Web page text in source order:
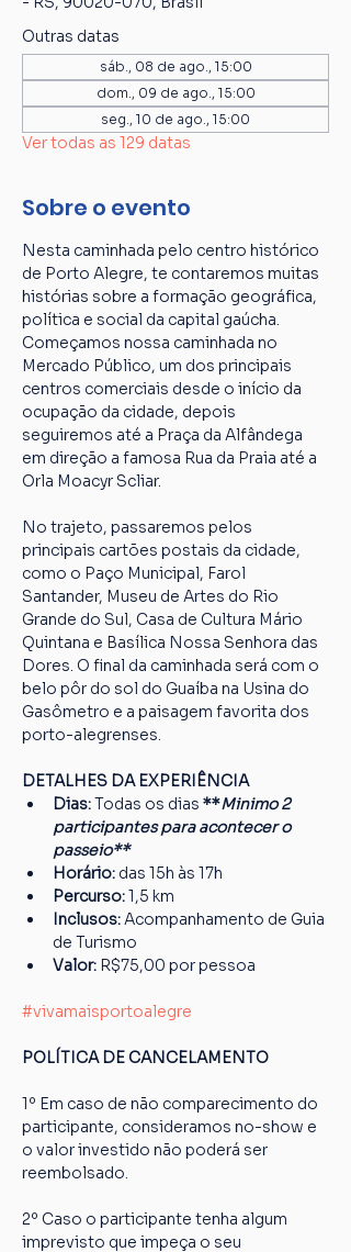
Outras datas
sáb., 08 de ago., 15:00
dom., 09 de ago., 15:00
seg., 10 de ago., 15:00
Ver todas as 129 datas
Sobre o evento
Nesta caminhada pelo centro histórico
de Porto Alegre, te contaremos muitas
histórias sobre a formação geográfica,
política e social da capital gaúcha.
Começamos nossa caminhada no
Mercado Público, um dos principais
centros comerciais desde o início da
ocupação da cidade, depois
seguiremos até a Praça da Alfândega
em direção a famosa Rua da Praia até a
Orla Moacyr Scliar.
No trajeto, passaremos pelos
principais cartões postais da cidade,
como o Paço Municipal, Farol
Santander, Museu de Artes do Rio
Grande do Sul, Casa de Cultura Mário
Quintana e Basílica Nossa Senhora das
Dores. O final da caminhada será com o
belo pôr do sol do Guaíba na Usina do
Gasômetro e a paisagem favorita dos
porto-alegrenses.
DETALHES DA EXPERIÊNCIA
Dias: Todas os dias **Minimo 2
participantes para acontecer o
passeio**
Horário: das 15h às 17h
Percurso: 1,5 km
Inclusos: Acompanhamento de Guia
de Turismo
Valor: R$75,00 por pessoa
#vivamaisportoalegre
POLÍTICA DE CANCELAMENTO
1º Em caso de não comparecimento do
participante, consideramos no-show e
o valor investido não poderá ser
reembolsado.
2º Caso o participante tenha algum
imprevisto que impeça o seu